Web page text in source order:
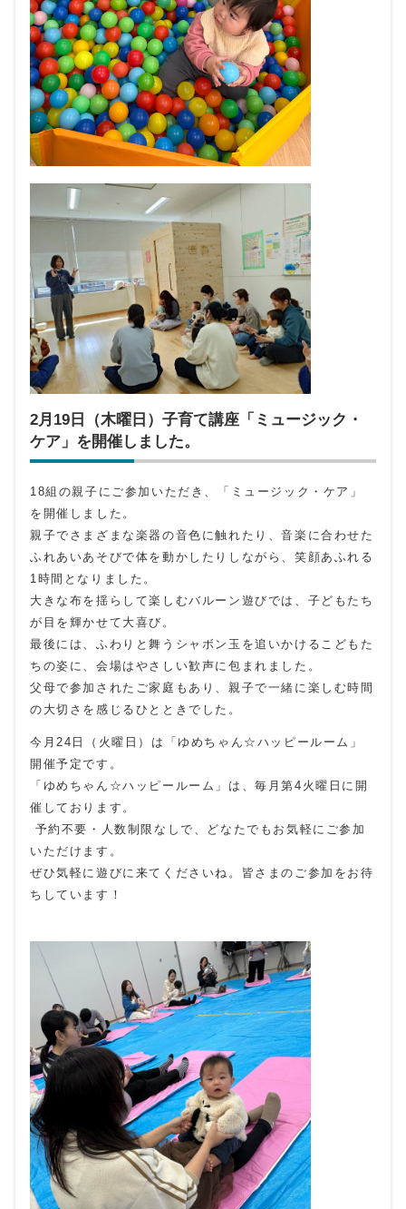
2月19日（木曜日）子育て講座「ミュージック・
ケア」を開催しました。
18組の親子にご参加いただき、「ミュージック・ケア」
を開催しました。
親子でさまざまな楽器の音色に触れたり、音楽に合わせた
ふれあいあそびで体を動かしたりしながら、笑顔あふれる
1時間となりました。
大きな布を揺らして楽しむバルーン遊びでは、子どもたち
が目を輝かせて大喜び。
最後には、ふわりと舞うシャボン玉を追いかけるこどもた
ちの姿に、会場はやさしい歓声に包まれました。
父母で参加されたご家庭もあり、親子で一緒に楽しむ時間
の大切さを感じるひとときでした。
今月24日（火曜日）は「ゆめちゃん☆ハッピールーム」
開催予定です。
「ゆめちゃん☆ハッピールーム」は、毎月第4火曜日に開
催しております。
予約不要・人数制限なしで、どなたでもお気軽にご参加
いただけます。
ぜひ気軽に遊びに来てくださいね。皆さまのご参加をお待
ちしています！